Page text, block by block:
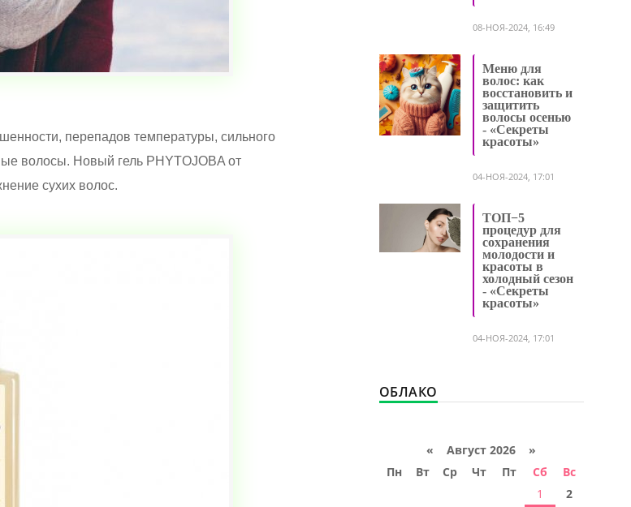
перепадов температуры, сильного
волосы. Новый гель PHYTOJOBA от
сухих волос.
08-НОЯ-2024, 16:49
Меню для
волос: как
восстановить и
защитить
волосы осенью
- «Секреты
красоты»
04-НОЯ-2024, 17:01
ТОП−5
процедур для
сохранения
молодости и
красоты в
холодный сезон
- «Секреты
красоты»
04-НОЯ-2024, 17:01
ОБЛАКО
« Август 2026 »
Пн
Вт Ср Чт Пт Сб
Вс
1
2